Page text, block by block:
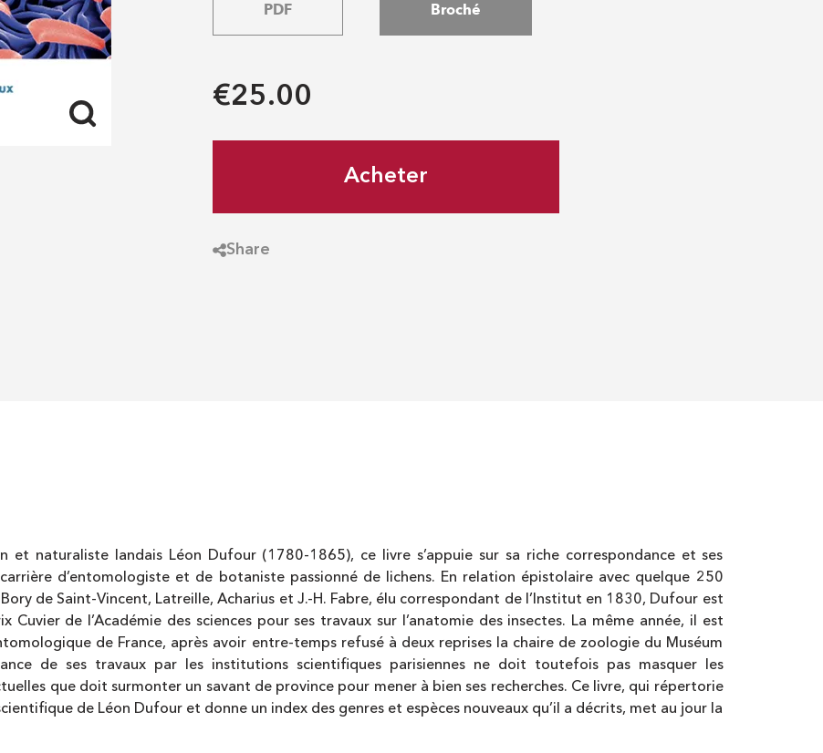
PDF Broché
€25.00
Acheter
Share
et naturaliste landais Léon Dufour (1780-1865), ce livre s’appuie sur sa riche correspondance et ses
d’entomologiste et de botaniste passionné de lichens. En relation épistolaire avec quelque 250
de Saint-Vincent, Latreille, Acharius et J.-H. Fabre, élu correspondant de l’Institut en 1830, Dufour est
de l’Académie des sciences pour ses travaux sur l’anatomie des insectes. La même année, il est
de France, après avoir entre-temps refusé à deux reprises la chaire de zoologie du Muséum
de ses travaux par les institutions scientifiques parisiennes ne doit toutefois pas masquer les
que doit surmonter un savant de province pour mener à bien ses recherches. Ce livre, qui répertorie
de Léon Dufour et donne un index des genres et espèces nouveaux qu’il a décrits, met au jour la